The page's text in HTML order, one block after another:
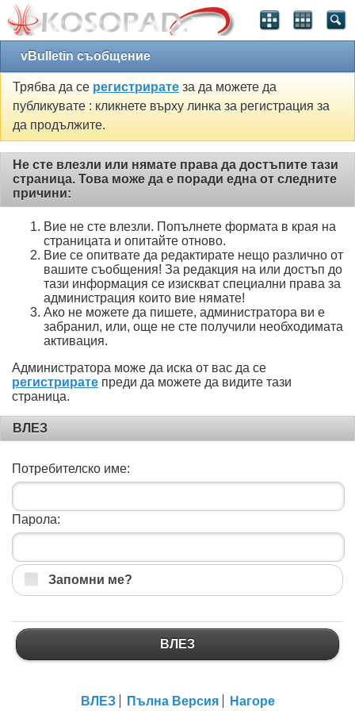
vBulletin съобщение
Трябва да се регистрирате за да можете да
публикувате : кликнете върху линка за регистрация за
да продължите.
Не сте влезли или нямате права да достъпите тази
страница. Това може да е поради една от следните
причини:
Вие не сте влезли. Попълнете формата в края на
страницата и опитайте отново.
Вие се опитвате да редактирате нещо различно от
вашите съобщения! За редакция на или достъп до
тази информация се изискват специални права за
администрация които вие нямате!
Ако не можете да пишете, администратора ви е
забранил, или, още не сте получили необходимата
активация.
Администратора може да иска от вас да се
регистрирате преди да можете да видите тази
страница.
ВЛЕЗ
Потребителско име:
Парола:
Запомни ме?
ВЛЕЗ
ВЛЕЗ Пълна Версия Нагоре